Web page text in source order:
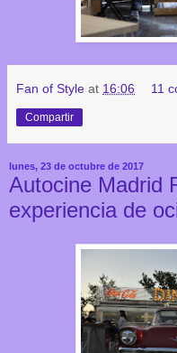
Fan of Style at 16:06 11
Compartir
lunes, 23 de octubre de 2017
Autocine Madrid
experiencia de